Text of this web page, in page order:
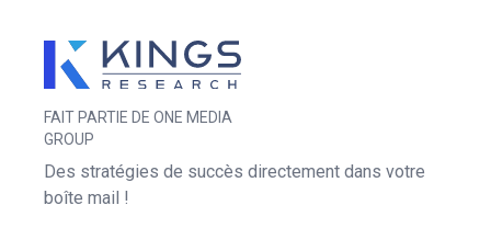
FAIT PARTIE DE ONE MEDIA
GROUP
Des stratégies de succès directement dans votre
boîte mail !